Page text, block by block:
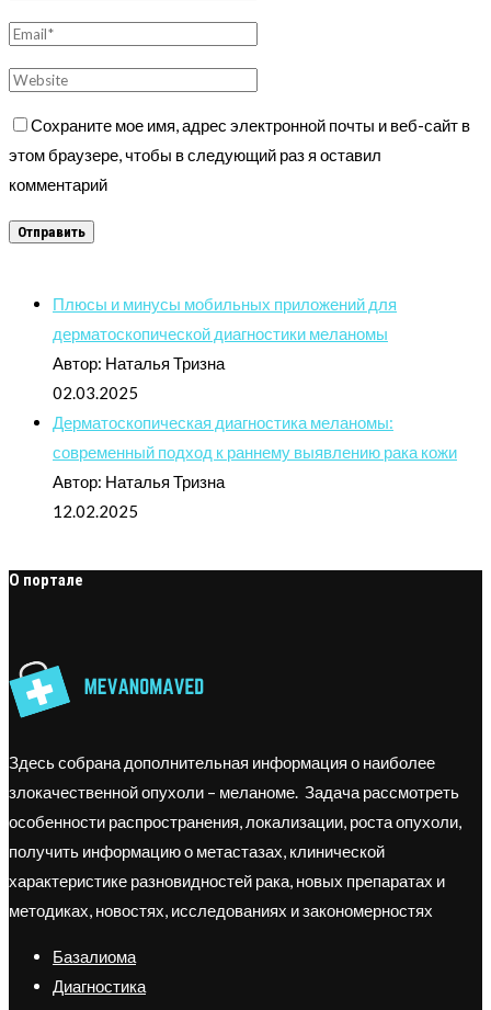
Сохраните мое имя, адрес электронной почты и веб-сайт в
этом браузере, чтобы в следующий раз я оставил
комментарий
Плюсы и минусы мобильных приложений для
дерматоскопической диагностики меланомы
Автор: Наталья Тризна
02.03.2025
Дерматоскопическая диагностика меланомы:
современный подход к раннему выявлению рака кожи
Автор: Наталья Тризна
12.02.2025
О портале
Здесь собрана дополнительная информация о наиболее
злокачественной опухоли – меланоме. Задача рассмотреть
особенности распространения, локализации, роста опухоли,
получить информацию о метастазах, клинической
характеристике разновидностей рака, новых препаратах и
методиках, новостях, исследованиях и закономерностях
Базалиома
Диагностика